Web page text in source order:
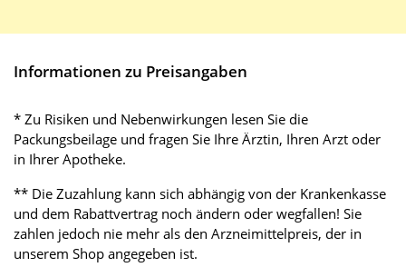
Informationen zu Preisangaben
* Zu Risiken und Nebenwirkungen lesen Sie die
Packungsbeilage und fragen Sie Ihre Ärztin, Ihren Arzt oder
in Ihrer Apotheke.
** Die Zuzahlung kann sich abhängig von der Krankenkasse
und dem Rabattvertrag noch ändern oder wegfallen! Sie
zahlen jedoch nie mehr als den Arzneimittelpreis, der in
unserem Shop angegeben ist.